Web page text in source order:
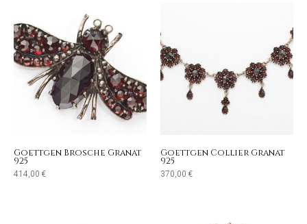
Goettgen Brosche Granat
925
414,00 €
Goettgen Collier Granat
925
370,00 €